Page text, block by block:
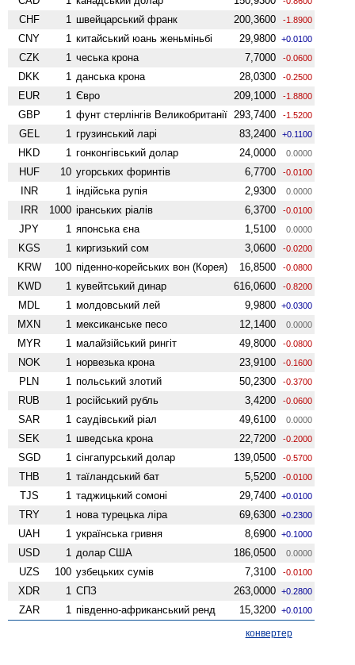
CHF 1 швейцарський франк 200,3600 -1.8900
CNY 1 китайський юань женьмiньбi 29,9800 +0.0100
CZK 1 чеська крона 7,7000 -0.0600
DKK 1 данська крона 28,0300 -0.2500
EUR 1 Євро 209,1000 -1.8800
GBP 1 фунт стерлінгів Велико­британії 293,7400 -1.5200
GEL 1 грузинський ларі 83,2400 +0.1100
HKD 1 гонконгівський долар 24,0000 0.0000
HUF 10 угорських форинтів 6,7700 -0.0100
INR 1 індійська рупія 2,9300 0.0000
IRR 1000 іранських ріалів 6,3700 -0.0100
JPY 1 японська єна 1,5100 0.0000
KGS 1 киргизький сом 3,0600 -0.0200
KRW 100 піденно-корейських вон (Корея) 16,8500 -0.0800
KWD 1 кувейтський динар 616,0600 -0.8200
MDL 1 молдовський лей 9,9800 +0.0300
MXN 1 мексиканське песо 12,1400 0.0000
MYR 1 малайзійський рингіт 49,8000 -0.0800
NOK 1 норвезька крона 23,9100 -0.1600
PLN 1 польський злотий 50,2300 -0.3700
RUB 1 російський рубль 3,4200 -0.0600
SAR 1 саудівський ріал 49,6100 0.0000
SEK 1 шведська крона 22,7200 -0.2000
SGD 1 сінгапурський долар 139,0500 -0.5700
THB 1 таїландський бат 5,5200 -0.0100
TJS 1 таджицький сомоні 29,7400 +0.0100
TRY 1 нова турецька ліра 69,6300 +0.2300
UAH 1 українська гривня 8,6900 +0.1000
USD 1 долар США 186,0500 0.0000
UZS 100 узбецьких сумів 7,3100 -0.0100
XDR 1 СПЗ 263,0000 +0.2800
ZAR 1 південно-африканський ренд 15,3200 +0.0100
конвертер